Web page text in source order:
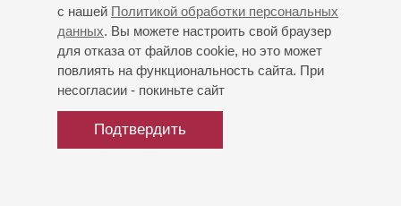
с нашей Политикой обработки персональных
данных. Вы можете настроить свой браузер
для отказа от файлов cookie, но это может
повлиять на функциональность сайта. При
несогласии - покиньте сайт
Подтвердить
струнных
декабря,2017 19:00
Малый зал